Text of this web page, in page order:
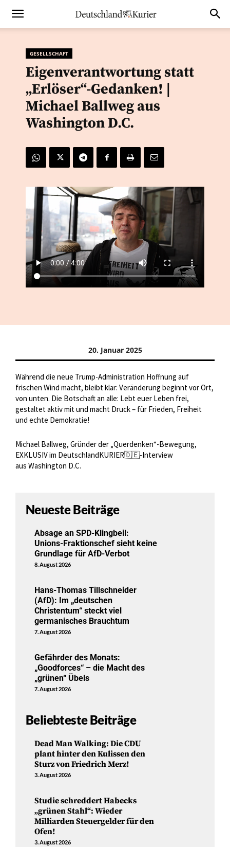
GESELLSCHAFT
Eigenverantwortung statt
„Erlöser“-Gedanken! |
Michael Ballweg aus
Washington D.C.
20. Januar 2025
Während die neue Trump-Administration Hoffnung auf
frischen Wind macht, bleibt klar: Veränderung beginnt vor Ort,
von unten. Die Botschaft an alle: Lebt euer Leben frei,
gestaltet aktiv mit und macht Druck – für Frieden, Freiheit
und echte Demokratie!
Michael Ballweg, Gründer der „Querdenken“-Bewegung,
EXKLUSIV im DeutschlandKURIER🇩🇪-Interview
aus Washington D.C.
Neueste Beiträge
Absage an SPD-Klingbeil:
Unions-Fraktionschef sieht keine
Grundlage für AfD-Verbot
8. August 2026
Hans-Thomas Tillschneider
(AfD): Im „deutschen
Christentum“ steckt viel
germanisches Brauchtum
7. August 2026
Gefährder des Monats:
„Goodforces“ – die Macht des
„grünen“ Übels
7. August 2026
Beliebteste Beiträge
Dead Man Walking: Die CDU
plant hinter den Kulissen den
Sturz von Friedrich Merz!
3. August 2026
Studie schreddert Habecks
„grünen Stahl“: Wieder
Milliarden Steuergelder für den
Ofen!
3. August 2026